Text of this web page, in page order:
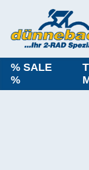
% SALE
%